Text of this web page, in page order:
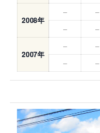
2008年
– –
–
–
2007年
– –
–
–